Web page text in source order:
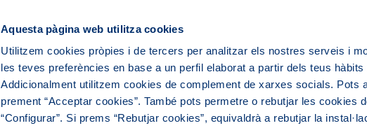
Aquesta pàgina web utilitza cookies
Utilitzem cookies pròpies i de tercers per analitzar els nostres serveis i
les teves preferències en base a un perfil elaborat a partir dels teus hàbits
Addicionalment utilitzem cookies de complement de xarxes socials. Pots
prement “Acceptar cookies”. També pots permetre o rebutjar les cookies
“Configurar”. Si prems “Rebutjar cookies”, equivaldrà a rebutjar la
Sobre nosaltres Persones